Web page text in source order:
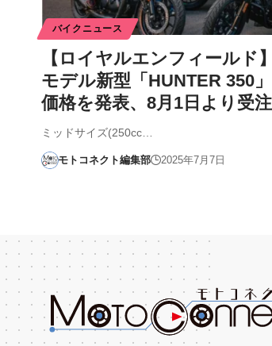
バイクニュース
【ロイヤルエンフィールド
モデル新型「HUNTER 350
価格を発表、8月1日より受
ミッドサイズ(250cc…
モトコネクト編集部 2025年7月7日